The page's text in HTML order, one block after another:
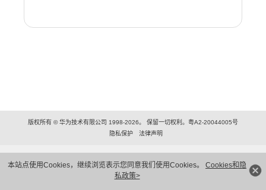
本站点使用Cookies，继续浏览表示您同意我们使用Cookies。 Cookies和隐
私政策>
版权所有 © 华为技术有限公司 1998-2026。 保留一切权利。粤A2-20044005号
隐私保护
法律声明